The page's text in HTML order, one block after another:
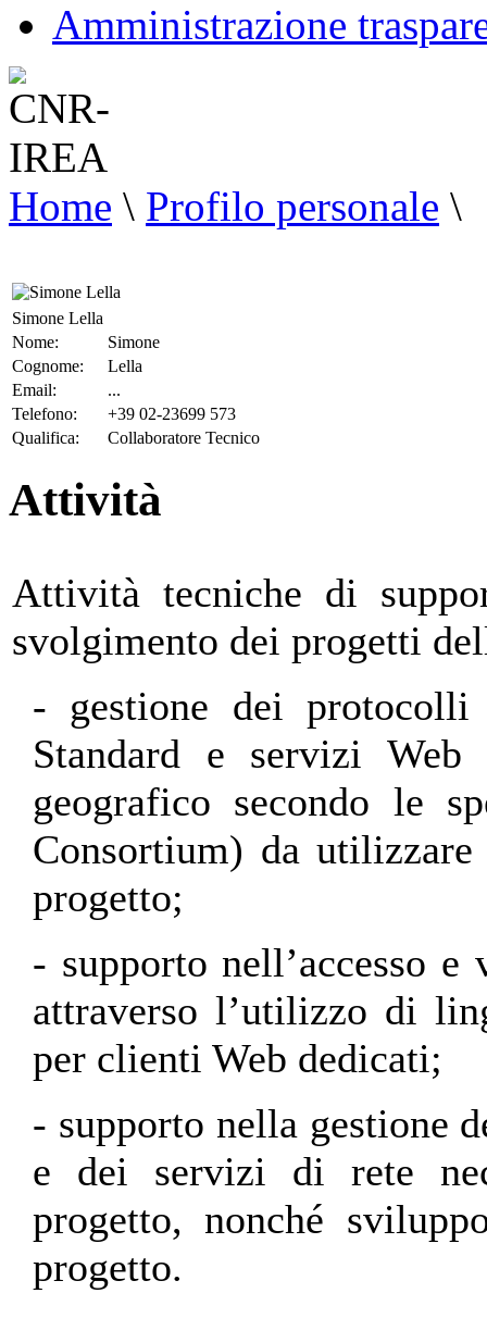
Amministrazione
Home \ Profilo personale \
Simone Lella
Nome:
Simone
Cognome:
Lella
Email:
...
Telefono:
+39 02-23699 573
Qualifica:
Collaboratore Tecnico
Attività
Attività tecniche di
svolgimento dei progetti
- gestione dei
Standard e servizi
geografico secondo le
Consortium) da
progetto;
- supporto nell’accesso
attraverso l’utilizzo di
per clienti Web dedicati;
- supporto nella gestione
e dei servizi di rete
progetto, nonché
progetto.